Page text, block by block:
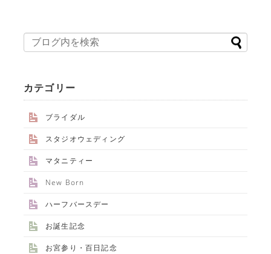
カテゴリー
ブライダル
スタジオウェディング
マタニティー
New Born
ハーフバースデー
お誕生記念
お宮参り・百日記念